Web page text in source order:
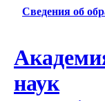
Сведения об
наук